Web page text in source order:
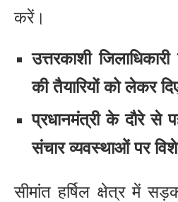
करें।
उत्तरकाशी
की तैयारियों को लेकर
प्रधानमंत्री के दौरे से
संचार व्यवस्थाओं पर
सीमांत हर्षिल क्षेत्र में